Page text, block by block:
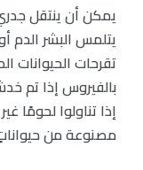
يمكن أن ينتقل
يتلمس البشر الدم
تقرحات الحيوانات
بالفيروس إذا تم
إذا تناولوا لحومًا
مصنوعة من